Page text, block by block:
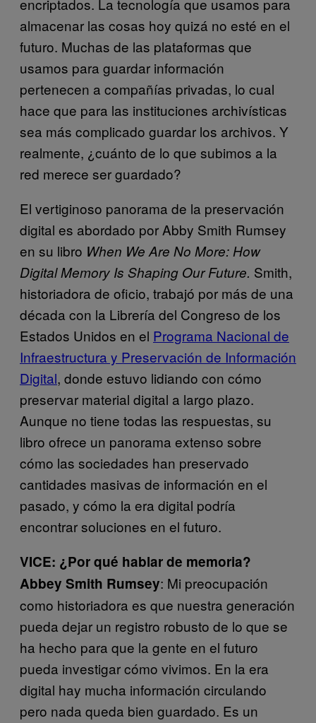
encriptados. La tecnología que usamos para
almacenar las cosas hoy quizá no esté en el
futuro. Muchas de las plataformas que
usamos para guardar información
pertenecen a compañías privadas, lo cual
hace que para las instituciones archivísticas
sea más complicado guardar los archivos. Y
realmente, ¿cuánto de lo que subimos a la
red merece ser guardado?
El vertiginoso panorama de la preservación
digital es abordado por Abby Smith Rumsey
en su libro When We Are No More: How
Digital Memory Is Shaping Our Future. Smith,
historiadora de oficio, trabajó por más de una
década con la Librería del Congreso de los
Estados Unidos en el Programa Nacional de
Infraestructura y Preservación de Información
Digital, donde estuvo lidiando con cómo
preservar material digital a largo plazo.
Aunque no tiene todas las respuestas, su
libro ofrece un panorama extenso sobre
cómo las sociedades han preservado
cantidades masivas de información en el
pasado, y cómo la era digital podría
encontrar soluciones en el futuro.
VICE: ¿Por qué hablar de memoria?
Abbey Smith Rumsey: Mi preocupación
como historiadora es que nuestra generación
pueda dejar un registro robusto de lo que se
ha hecho para que la gente en el futuro
pueda investigar cómo vivimos. En la era
digital hay mucha información circulando
pero nada queda bien guardado. Es un